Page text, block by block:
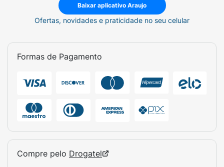
Baixar aplicativo Araujo
Ofertas, novidades e praticidade no seu celular
Formas de Pagamento
Compre pelo Drogatel